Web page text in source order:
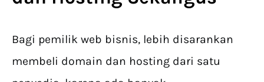
Bagi pemilik web bisnis, lebih disarankan
membeli domain dan hosting dari satu